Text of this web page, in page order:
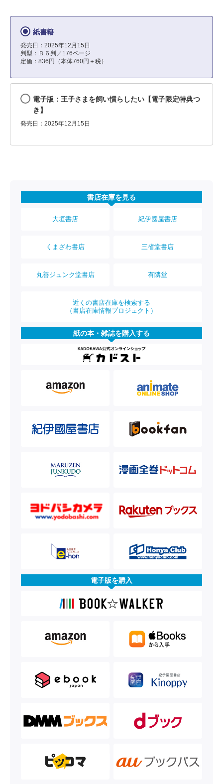
紙書籍
発売日：2025年12月15日
判型：Ｂ６判／176ページ
定価：836円（本体760円＋税）
電子版：王子さまを飼い慣らしたい【電子限定特典つ
き】
発売日：2025年12月15日
書店在庫を見る
大垣書店 紀伊國屋書店
くまざわ書店 三省堂書店
丸善ジュンク堂書店 有隣堂
近くの書店在庫を検索する
（書店在庫情報プロジェクト）
紙の本・雑誌を購入する
電子版を購入